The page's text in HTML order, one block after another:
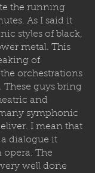
the running
As I said it
styles of black,
metal. This
of
orchestrations
These guys bring
and
symphonic
I mean that
dialogue it
opera. The
well done